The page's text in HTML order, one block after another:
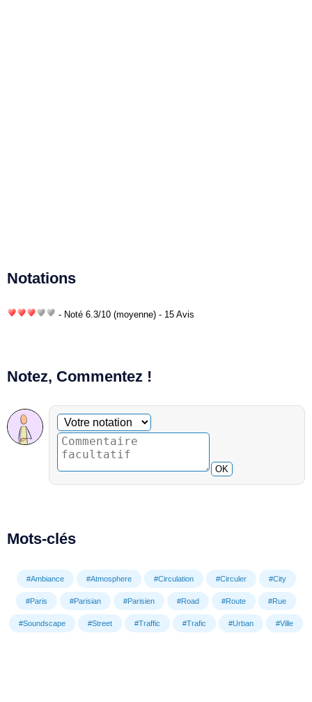
Notations
- Noté 6.3/10 (moyenne) - 15 Avis
Notez, Commentez !
Commentaire facultatif
Votre notation
OK
Mots-clés
#Ambiance #Atmosphere #Circulation #Circuler #City
#Paris #Parisian #Parisien #Road #Route #Rue
#Soundscape #Street #Traffic #Trafic #Urban #Ville